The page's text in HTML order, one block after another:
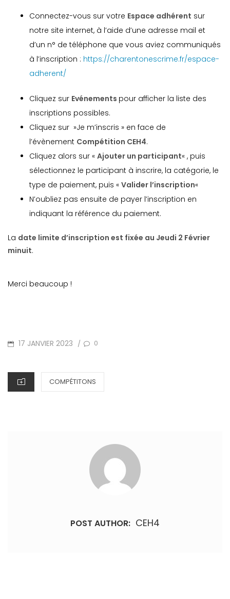
Connectez-vous sur votre Espace adhérent sur
notre site internet, à l’aide d’une adresse mail et
d’un n° de téléphone que vous aviez communiqués
à l’inscription : https://charentonescrime.fr/espace-
adherent/
Cliquez sur Evénements pour afficher la liste des
inscriptions possibles.
Cliquez sur »Je m’inscris » en face de
l’évènement Compétition CEH4.
Cliquez alors sur «Ajouter un participant« , puis
sélectionnez le participant à inscrire, la catégorie, le
type de paiement, puis «Valider l’inscription«
N’oubliez pas ensuite de payer l’inscription en
indiquant la référence du paiement.
La date limite d’inscription est fixée au Jeudi 2 Février
minuit.
Merci beaucoup !
POSTED
17 JANVIER 2023 / 0
CATEGORIES
COMPÉTITONS
POST AUTHOR: CEH4